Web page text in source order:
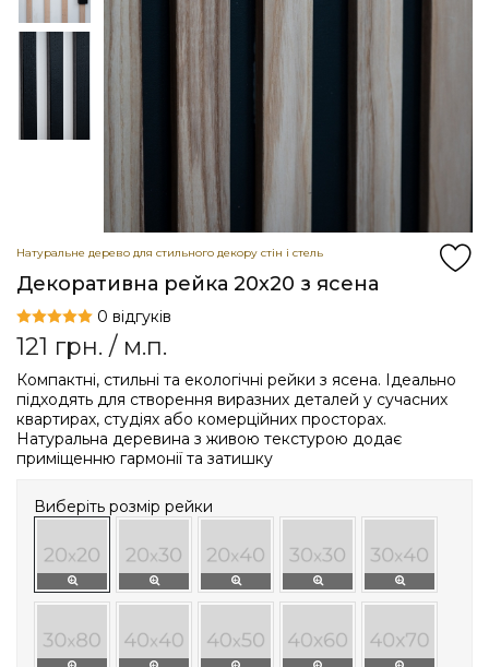
Натуральне дерево для стильного декору стін і стель
Декоративна рейка 20х20 з ясена
0 відгуків
121 грн. / м.п.
Компактні, стильні та екологічні рейки з ясена. Ідеально
підходять для створення виразних деталей у сучасних
квартирах, студіях або комерційних просторах.
Натуральна деревина з живою текстурою додає
приміщенню гармонії та затишку
Виберіть розмір рейки